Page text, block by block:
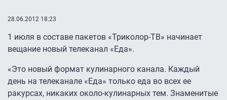
28.06.2012 18:23
1 июля в составе пакетов «Триколор-ТВ» начинает
вещание новый телеканал «Еда».
«Это новый формат кулинарного канала. Каждый
день на телеканале «Еда» только еда во всех ее
ракурсах, никаких около-кулинарных тем. Знаменитые